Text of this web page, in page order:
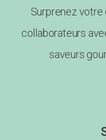
Surprenez
collaborateurs
saveurs